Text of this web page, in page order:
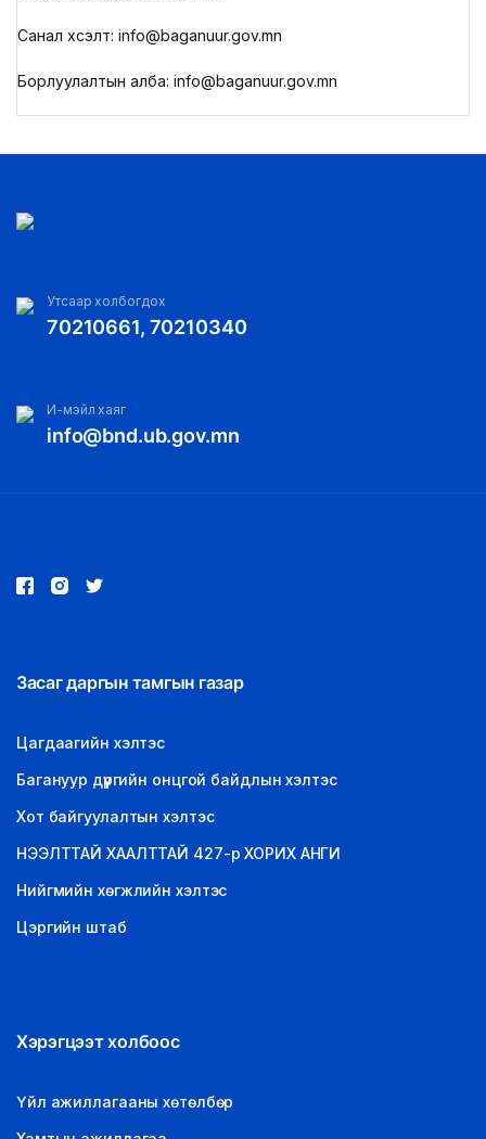
Санал хүсэлт: info@baganuur.gov.mn
Борлуулалтын алба: info@baganuur.gov.mn
Утсаар холбогдох
70210661, 70210340
И-мэйл хаяг
info@bnd.ub.gov.mn
Засаг даргын тамгын газар
Цагдаагийн хэлтэс
Багануур дүүргийн онцгой байдлын хэлтэс
Хот байгуулалтын хэлтэс
НЭЭЛТТАЙ ХААЛТТАЙ 427-р ХОРИХ АНГИ
Нийгмийн хөгжлийн хэлтэс
Цэргийн штаб
Хэрэгцээт холбоос
Үйл ажиллагааны хөтөлбөр